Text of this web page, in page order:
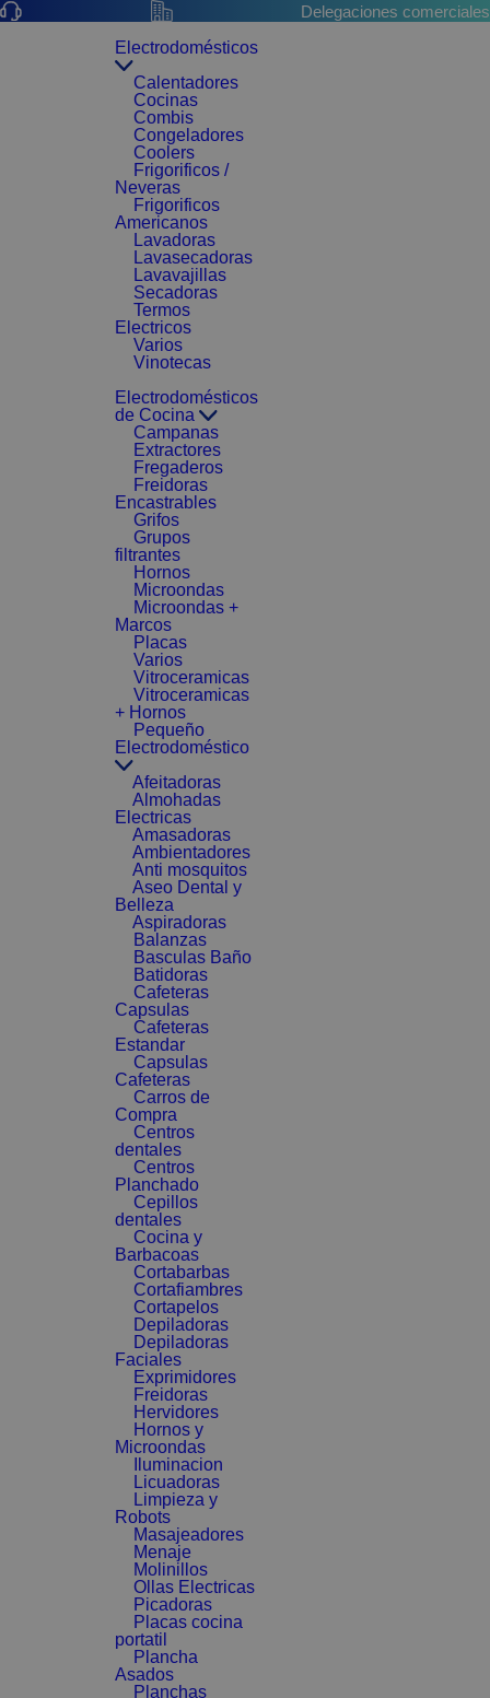
Delegaciones comerciales
Electrodomésticos
Calentadores
Cocinas
Combis
Congeladores
Coolers
Frigorificos /
Neveras
Frigorificos
Americanos
Lavadoras
Lavasecadoras
Lavavajillas
Secadoras
Termos
Electricos
Varios
Vinotecas
Electrodomésticos
de Cocina
Campanas
Extractores
Fregaderos
Freidoras
Encastrables
Grifos
Grupos
filtrantes
Hornos
Microondas
Microondas +
Marcos
Placas
Varios
Vitroceramicas
Vitroceramicas
+ Hornos
Pequeño
Electrodoméstico
Afeitadoras
Almohadas
Electricas
Amasadoras
Ambientadores
Anti mosquitos
Aseo Dental y
Belleza
Aspiradoras
Balanzas
Basculas Baño
Batidoras
Cafeteras
Capsulas
Cafeteras
Estandar
Capsulas
Cafeteras
Carros de
Compra
Centros
dentales
Centros
Planchado
Cepillos
dentales
Cocina y
Barbacoas
Cortabarbas
Cortafiambres
Cortapelos
Depiladoras
Depiladoras
Faciales
Exprimidores
Freidoras
Hervidores
Hornos y
Microondas
Iluminacion
Licuadoras
Limpieza y
Robots
Masajeadores
Menaje
Molinillos
Ollas Electricas
Picadoras
Placas cocina
portatil
Plancha
Asados
Planchas